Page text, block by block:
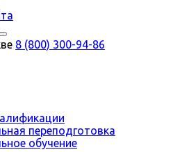
8 (800) 300-94-86
переподготовка
обучение